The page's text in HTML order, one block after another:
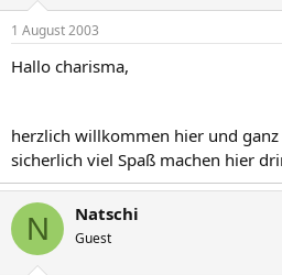
1 August 2003
Hallo charisma,
herzlich willkommen hier und
sicherlich viel Spaß machen hier
N Natschi
Guest